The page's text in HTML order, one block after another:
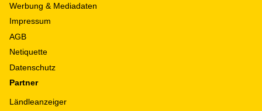
Werbung & Mediadaten
Impressum
AGB
Netiquette
Datenschutz
Partner
Ländleanzeiger